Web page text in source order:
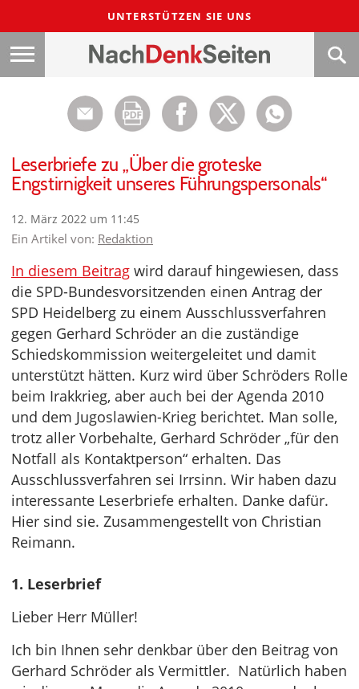
UNTERSTÜTZEN SIE UNS
Leserbriefe zu „Über die groteske
Engstirnigkeit unseres Führungspersonals“
12. März 2022 um 11:45
Ein Artikel von: Redaktion
In diesem Beitrag wird darauf hingewiesen, dass
die SPD-Bundesvorsitzenden einen Antrag der
SPD Heidelberg zu einem Ausschlussverfahren
gegen Gerhard Schröder an die zuständige
Schiedskommission weitergeleitet und damit
unterstützt hätten. Kurz wird über Schröders Rolle
beim Irakkrieg, aber auch bei der Agenda 2010
und dem Jugoslawien-Krieg berichtet. Man solle,
trotz aller Vorbehalte, Gerhard Schröder „für den
Notfall als Kontaktperson“ erhalten. Das
Ausschlussverfahren sei Irrsinn. Wir haben dazu
interessante Leserbriefe erhalten. Danke dafür.
Hier sind sie. Zusammengestellt von Christian
Reimann.
1. Leserbrief
Lieber Herr Müller!
Ich bin Ihnen sehr denkbar über den Beitrag von
Gerhard Schröder als Vermittler. Natürlich haben